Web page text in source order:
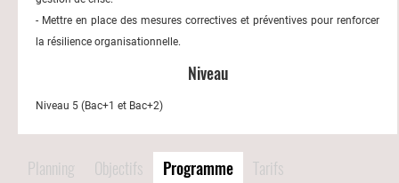
- Mettre en place des mesures correctives et préventives pour renforcer
la résilience organisationnelle.
Niveau
Niveau 5 (Bac+1 et Bac+2)
Planning Objectifs Programme Tarifs